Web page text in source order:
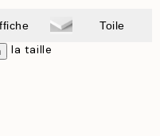
Toile
la taille